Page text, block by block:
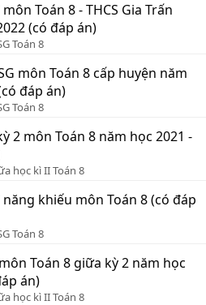
Toán 8 - THCS Gia Trấn
(có đáp án)
Toán 8
môn Toán 8 cấp huyện năm
đáp án)
Toán 8
2 môn Toán 8 năm học 2021 -
học kì II Toán 8
khiếu môn Toán 8 (có đáp
Toán 8
Toán 8 giữa kỳ 2 năm học
án)
học kì II Toán 8